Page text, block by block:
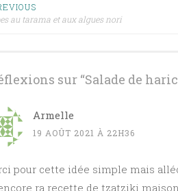
au tarama et aux algues nori
sur “Salade de
Armelle
19 AOÛT 2021 À 22H36
pour cette idée simple mais
ra recette de tzatziki